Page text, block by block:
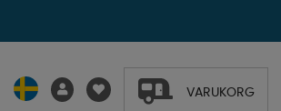
VARUKORG